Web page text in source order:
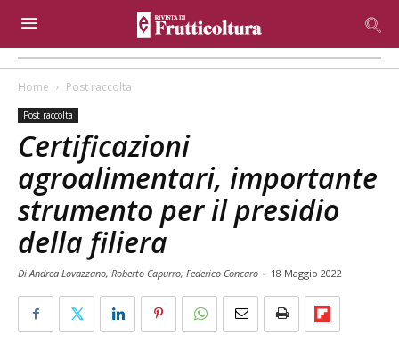
Home Post raccolta
Post raccolta
Certificazioni
agroalimentari, importante
strumento per il presidio
della filiera
Di Andrea Lovazzano, Roberto Capurro, Federico Concaro - 18 Maggio 2022